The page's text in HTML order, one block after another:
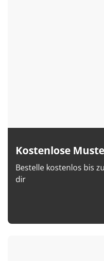
Kostenlose
Bestelle kostenlos bis
dir